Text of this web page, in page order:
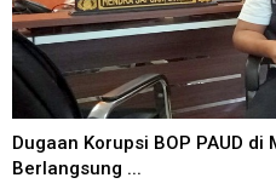
Dugaan Korupsi BOP PAUD
Berlangsung ...